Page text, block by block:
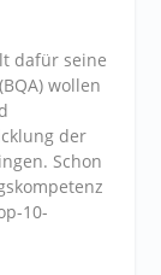
dafür seine
wollen
der
Schon
10-